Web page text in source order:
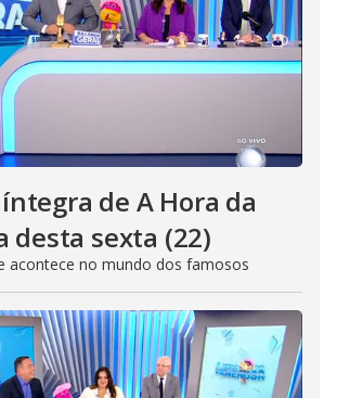
de A Hora da
desta sexta (22)
acontece no mundo dos famosos